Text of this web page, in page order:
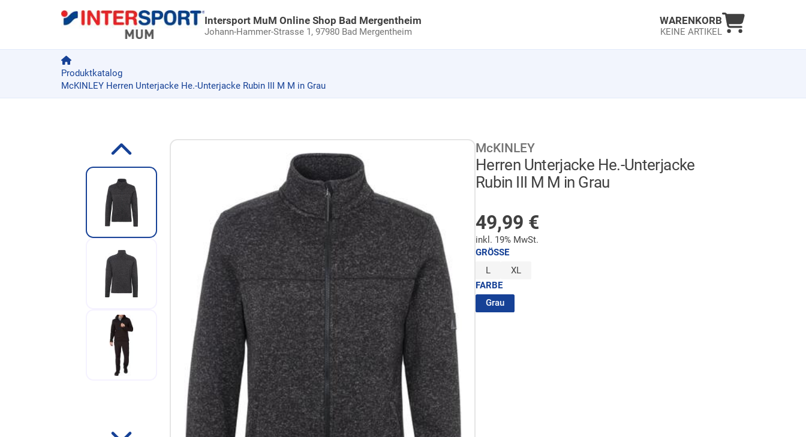
Intersport MuM Online Shop Bad Mergentheim
Johann-Hammer-Strasse 1,97980 Bad Mergentheim
WARENKORB
KEINE ARTIKEL
Warenkorb
Produktkatalog
McKINLEY Herren Unterjacke He.-Unterjacke Rubin III M M in Grau
Zur Produktbeschreibung springen McKINLEY
Herren Unterjacke He.-Unterjacke
Rubin III M M in Grau
49,99 €
inkl. 19% MwSt.
GRÖSSE
L
XL
FARBE
Grau(ausgewählt)